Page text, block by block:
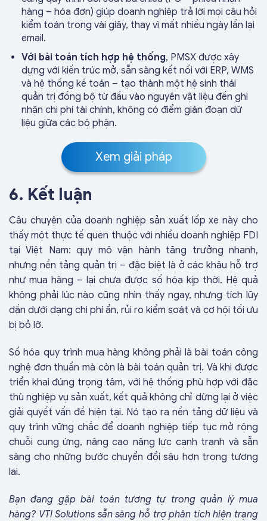
hàng – hóa đơn) giúp doanh nghiệp trả lời mọi câu hỏi
kiểm toán trong vài giây, thay vì mất nhiều ngày lần lại
email.
Với bài toán tích hợp hệ thống, PMSX được xây
dựng với kiến trúc mở, sẵn sàng kết nối với ERP, WMS
và hệ thống kế toán – tạo thành một hệ sinh thái
quản trị đồng bộ từ đầu vào nguyên vật liệu đến ghi
nhận chi phí tài chính, không có điểm gián đoạn dữ
liệu giữa các bộ phận.
Xem giải pháp
6. Kết luận
Câu chuyện của doanh nghiệp sản xuất lốp xe này cho
thấy một thực tế quen thuộc với nhiều doanh nghiệp FDI
tại Việt Nam: quy mô vận hành tăng trưởng nhanh,
nhưng nền tảng quản trị – đặc biệt là ở các khâu hỗ trợ
như mua hàng – lại chưa được số hóa kịp thời. Hệ quả
không phải lúc nào cũng nhìn thấy ngay, nhưng tích lũy
dần dưới dạng chi phí ẩn, rủi ro kiểm soát và cơ hội tối ưu
bị bỏ lỡ.
Số hóa quy trình mua hàng không phải là bài toán công
nghệ đơn thuần mà còn là bài toán quản trị. Và khi được
triển khai đúng trọng tâm, với hệ thống phù hợp với đặc
thù nghiệp vụ sản xuất, kết quả không chỉ dừng lại ở việc
giải quyết vấn đề hiện tại. Nó tạo ra nền tảng dữ liệu và
quy trình vững chắc để doanh nghiệp tiếp tục mở rộng
chuỗi cung ứng, nâng cao năng lực cạnh tranh và sẵn
sàng cho những bước chuyển đổi sâu hơn trong tương
lai.
Bạn đang gặp bài toán tương tự trong quản lý mua
hàng? VTI Solutions sẵn sàng hỗ trợ phân tích hiện trạng